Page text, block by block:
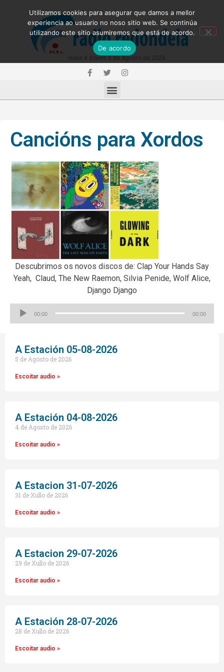
Cancións para Xordos
Descubrimos os novos discos de: Clap Your Hands Say
Yeah, Claud, The New Raemon, Silvia Penide, Wolf Alice,
Django Django
00:00 00:00
A Estación 05-08-2026
5 de Agosto de 2026
Escoitar audio »
A Estación 04-08-2026
4 de Agosto de 2026
Escoitar audio »
A Estacion 31-07-2026
31 de Xullo de 2026
Escoitar audio »
A Estacion 29-07-2026
29 de Xullo de 2026
Escoitar audio »
A Estación 28-07-2026
28 de Xullo de 2026
Escoitar audio »
Utilizamos cookies para asegurar que damos a mellor
experiencia ao usuario no noso sitio web. Se continúa
utilizando este sitio asumiremos que está de acordo.
De acordo